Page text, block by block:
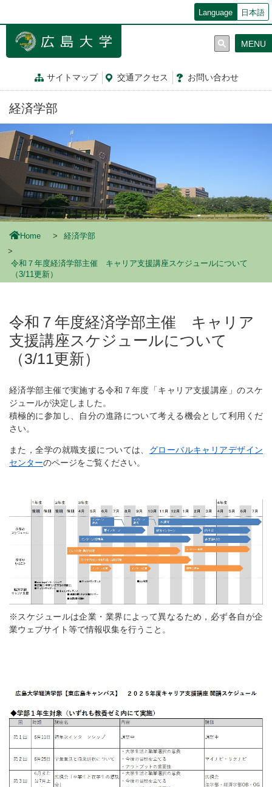
ン
動
Language 日本語
サイトマップ 交通アクセス お問い合わせ
MENU
経済学部
Home 経済学部
令和７年度経済学部主催 キャリア支援講座スケジュールについて
（3/11更新）
令和７年度経済学部主催 キャリア
支援講座スケジュールについて
（3/11更新）
経済学部主催で実施する令和７年度「キャリア支援講座」のスケ
ジュールが決定しました。
積極的に参加し、自分の進路について考える機会として利用くだ
さい。
また，全学の就職支援については、 グローバルキャリアデザイン
センターのページをご覧ください。
※スケジュールは企業・業界によって異なるため，必ず各自が企
業ウェブサイト等で情報収集を行うこと。